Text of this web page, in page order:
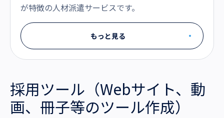
が特徴の人材派遣サービスです。
もっと見る
採用ツール（Webサイト、動
画、冊子等のツール作成）